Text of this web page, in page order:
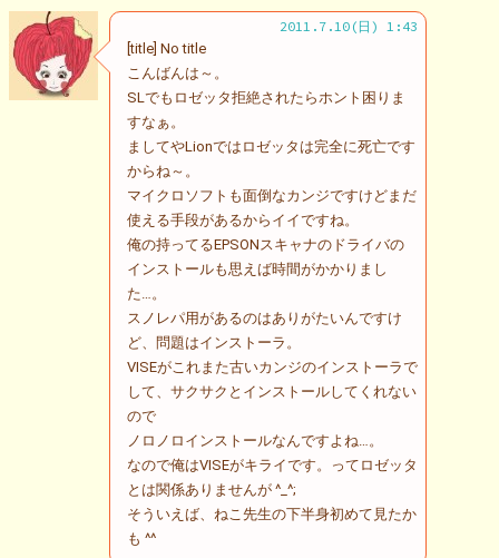
2011.7.10(日) 1:43
[title] No title
こんばんは～。
SLでもロゼッタ拒絶されたらホント困りま
すなぁ。
ましてやLionではロゼッタは完全に死亡です
からね～。
マイクロソフトも面倒なカンジですけどまだ
使える手段があるからイイですね。
俺の持ってるEPSONスキャナのドライバの
インストールも思えば時間がかかりまし
た…。
スノレパ用があるのはありがたいんですけ
ど、問題はインストーラ。
VISEがこれまた古いカンジのインストーラで
して、サクサクとインストールしてくれない
ので
ノロノロインストールなんですよね…。
なので俺はVISEがキライです。ってロゼッタ
とは関係ありませんが ^_^;
そういえば、ねこ先生の下半身初めて見たか
も ^^